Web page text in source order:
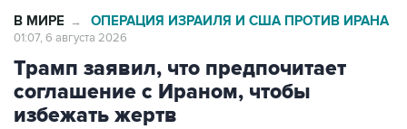
В МИРЕ → ОПЕРАЦИЯ ИЗРАИЛЯ И США ПРОТИВ ИРАНА
01:07, 6 августа 2026
Трамп заявил, что предпочитает
соглашение с Ираном, чтобы
избежать жертв